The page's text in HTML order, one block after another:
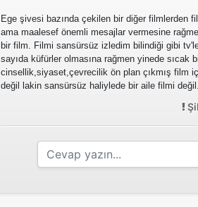
Ege şivesi bazında çekilen bir diğer filmlerden
ama maalesef önemli mesajlar vermesine
bir film. Filmi sansürsüz izledim bilindiği gibi
sayıda küfürler olmasına rağmen yinede sıcak
cinsellik,siyaset,çevrecilik ön plan çıkmış film
değil lakin sansürsüz haliylede bir aile filmi